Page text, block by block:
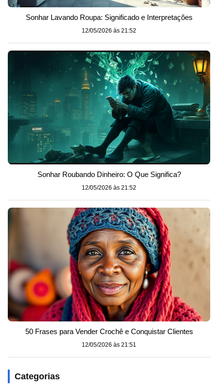
Sonhar Lavando Roupa: Significado e Interpretações
12/05/2026 às 21:52
Sonhar Roubando Dinheiro: O Que Significa?
12/05/2026 às 21:52
50 Frases para Vender Crochê e Conquistar Clientes
12/05/2026 às 21:51
Categorias